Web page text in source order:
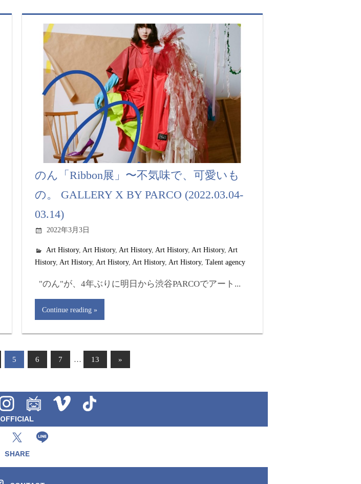
のん「Ribbon展」〜不気味で、可愛いも
の。 GALLERY X BY PARCO (2022.03.04-
03.14)
2022年3月3日
Art History,Art History,Art History,Art History,Art History,Art
History,Art History,Art History,Art History,Art History,Talent agency
"のん"が、4年ぶりに明日から渋谷PARCOでアート...
Continue reading
5 6 7 … 13 »
OFFICIAL
SHARE